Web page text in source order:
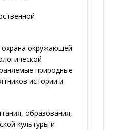
охрана окружающей
природные
истории и
образования,
культуры и